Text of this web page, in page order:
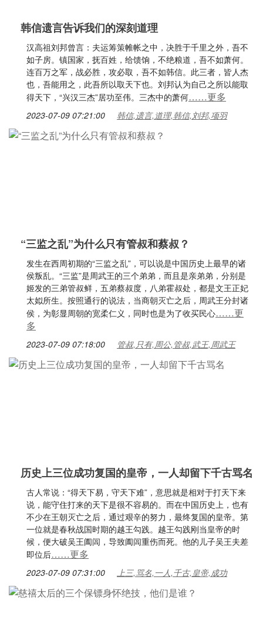
韩信遗言告诉我们的深刻道理
汉高祖刘邦曾言：夫运筹策帷帐之中，决胜于千里之外，吾不
如子房。镇国家，抚百姓，给馈饷，不绝粮道，吾不如萧何。
连百万之军，战必胜，攻必取，吾不如韩信。此三者，皆人杰
也，吾能用之，此吾所以取天下也。刘邦认为自己之所以能取
得天下，“兴汉三杰”居功至伟。三杰中的萧何……更多
2023-07-09 07:21:00 韩信,遗言,道理,韩信,刘邦,项羽
“三监之乱”为什么只有管叔和蔡叔？
发生在西周初期的“三监之乱”，可以说是中国历史上最早的诸
侯叛乱。“三监”是周武王的三个弟弟，而且是亲弟弟，分别是
姬发的三弟管叔鲜，五弟蔡叔度，八弟霍叔处，都是文王正妃
太姒所生。按照通行的说法，当商朝灭亡之后，周武王分封诸
侯，为彰显周朝的宽柔仁义，同时也是为了收买民心……更
多
2023-07-09 07:18:00 管叔,只有,周公,管叔,武王,周武王
历史上三位成功复国的皇帝，一人却留下千古骂名
古人常说：“得天下易，守天下难”，意思就是相对于打天下来
说，能守住打来的天下是很不容易的。而在中国历史上，也有
不少在王朝灭亡之后，通过艰辛的努力，最终复国的皇帝。第
一位就是春秋战国时期的越王勾践。越王勾践刚当皇帝的时
候，便大破吴王阖闾，导致阖闾重伤而死。他的儿子吴王夫差
即位后……更多
2023-07-09 07:31:00 上三,骂名,一人,千古,皇帝,成功